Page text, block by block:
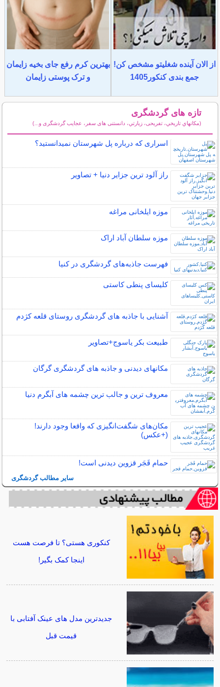
از الان آینده شغلیتو مشخص کن!
جمع بندی کنکور1405
بهترین کرم رفع جای بخیه زایمان
و ترک پوستی زایمان
تازه های گردشگری
(مكانهاي تاريخي، تفریحی، زيارتي، دانستنی های سفر، عجایب گردشگری و...)
اسراری که درباره پل شهرستان نمیدانستید؟
راز آلود ترین جزایر دنیا + تصاویر
موزه ایلخانی مراغه
موزه سلطان آباد اراک
فهرست جاذبه‌های گردشگری در کنیا
کلیسای پنطی کاستی
آشنایی با جاذبه های گردشگری روستای قلعه کژدم
طبیعت بکر یاسوج+تصاویر
مکانهای دیدنی و جاذبه های گردشگری گرگان
معروف ترین و جالب ترین چشمه های آبگرم دنیا
مکان‌های شگفت‌انگیزی که واقعا وجود دارند!
(+عکس)
حمام قَجَر قزوین دیدنی است!
سایر مطالب گردشگری
کنکوری هستی؟ تا فرصت هست
اینجا کمک بگیر!
جدیدترین مدل های عینک آفتابی با
قیمت قبل